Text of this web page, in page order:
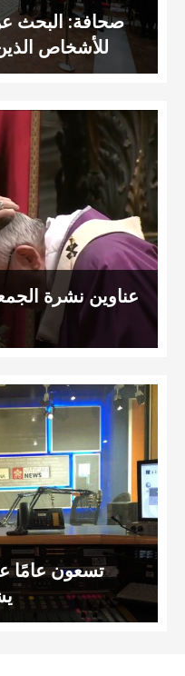
صحافة: البحث
للأشخاص
تسعون عامًا